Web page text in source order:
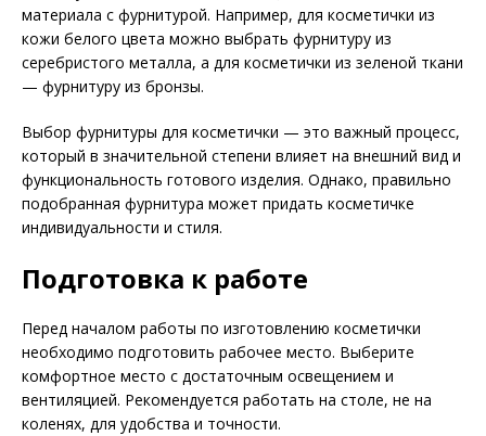
материала с фурнитурой. Например, для косметички из
кожи белого цвета можно выбрать фурнитуру из
серебристого металла, а для косметички из зеленой ткани
— фурнитуру из бронзы.
Выбор фурнитуры для косметички — это важный процесс,
который в значительной степени влияет на внешний вид и
функциональность готового изделия. Однако, правильно
подобранная фурнитура может придать косметичке
индивидуальности и стиля.
Подготовка к работе
Перед началом работы по изготовлению косметички
необходимо подготовить рабочее место. Выберите
комфортное место с достаточным освещением и
вентиляцией. Рекомендуется работать на столе, не на
коленях, для удобства и точности.